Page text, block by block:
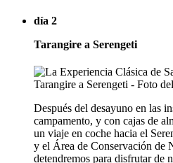
día 2
Tarangire a Serengeti
Después del desayuno en las
campamento, y con cajas de
un viaje en coche hacia el
y el Área de Conservación de
detendremos para disfrutar de